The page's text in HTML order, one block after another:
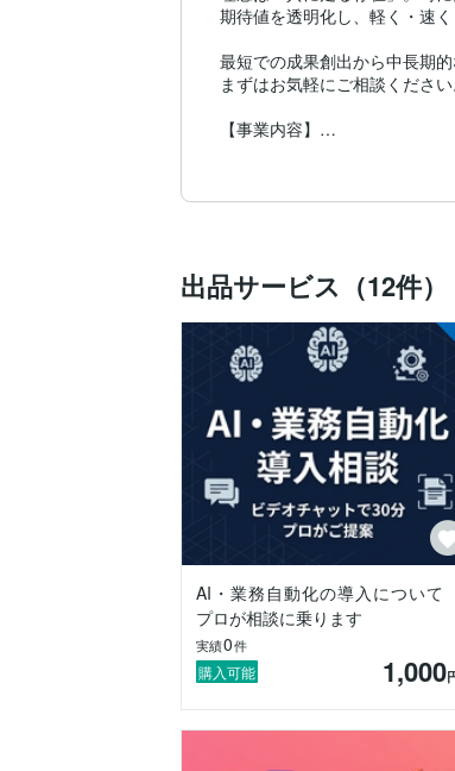
期待値を透明化し、軽く・速
最短での成果創出から中長期
まずはお気軽にご相談ください
【事業内容】
戦略設計から制作・運用・改
・戦略設計：市場調査・KPI設
目的に合わせたシステム・サ
・Webサイト制作：コーポレ
・ECサイト開発：Shopify構
・マッチングサイト：ユーザ
・アプリ開発：iOS / Android /
③ AI導入支援
現場フローを分析し、AI活用
・業務分析：現場ヒアリング・
・導入設計：ツール選定・プ
・運用支援：社内研修・マニ
・拡張支援：自律エージェン
【実績の一例】
・広告運用を軸にしたブランド
・ECサイトの立ち上げと売上
・マッチングサイト・予約シ
・社内業務のAI化によるコス
出品サービス（12件）
AI・業務自動化の導入について
プロが相談に乗ります
実績0件
購入可能 1,000